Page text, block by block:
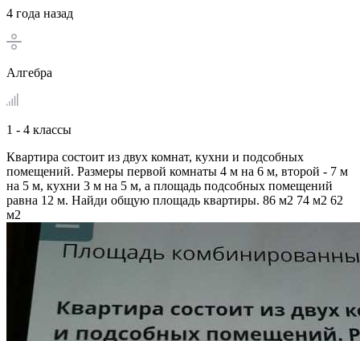
4 года назад
Алгебра
1 - 4 классы
Квартира состоит из двух комнат, кухни и подсобных
помещений. Размеры первой комнаты 4 м на 6 м, второй - 7 м
на 5 м, кухни 3 м на 5 м, а площадь подсобных помещений
равна 12 м. Найди общую площадь квартиры. 86 м2 74 м2 62
м2​